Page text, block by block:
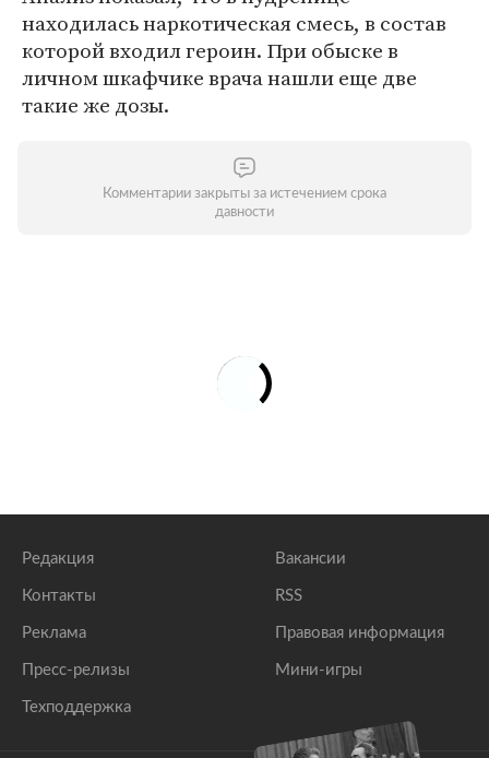
находилась наркотическая смесь, в состав
которой входил героин. При обыске в
личном шкафчике врача нашли еще две
такие же дозы.
Комментарии закрыты за истечением срока
давности
Редакция
Контакты
Реклама
Пресс-релизы
Техподдержка
Вакансии
RSS
Правовая информация
Мини-игры